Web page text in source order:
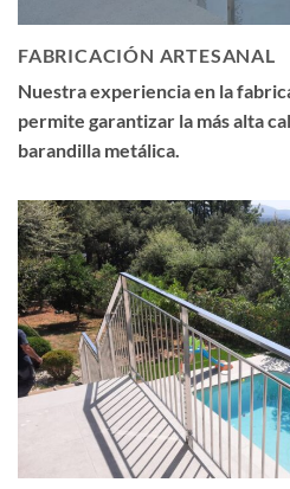
FABRICACIÓN ARTESANAL
Nuestra experiencia en la
permite garantizar la más alta
barandilla metálica.